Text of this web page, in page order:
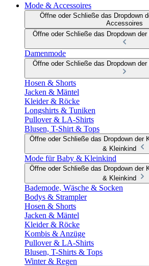
Mode & Accessoires
Öffne oder Schließe das Dropdown
Accessoires
Öffne oder Schließe das Dropdown
Damenmode
Öffne oder Schließe das Dropdown
Hosen & Shorts
Jacken & Mäntel
Kleider & Röcke
Longshirts & Tuniken
Pullover & LA-Shirts
Blusen, T-Shirt & Tops
Öffne oder Schließe das Dropdown der
& Kleinkind
Mode für Baby & Kleinkind
Öffne oder Schließe das Dropdown der
& Kleinkind
Bademode, Wäsche & Socken
Bodys & Strampler
Hosen & Shorts
Jacken & Mäntel
Kleider & Röcke
Kombis & Anzüge
Pullover & LA-Shirts
Blusen, T-Shirts & Tops
Winter & Regen